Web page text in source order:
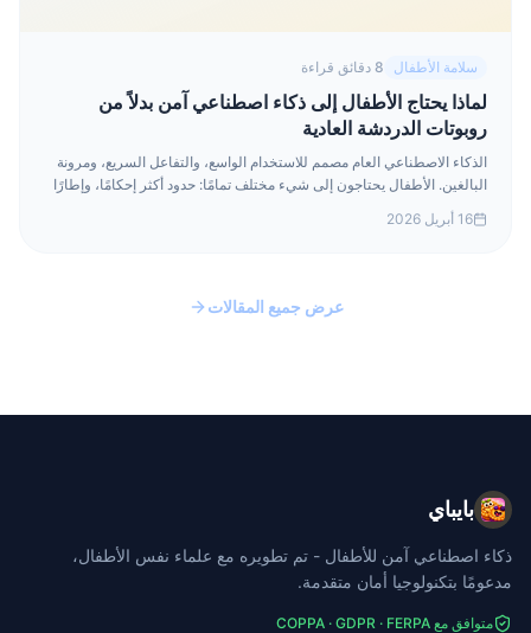
سلامة الأطفال 8 دقائق قراءة
لماذا يحتاج الأطفال إلى ذكاء اصطناعي آمن بدلاً من
روبوتات الدردشة العادية
الذكاء الاصطناعي العام مصمم للاستخدام الواسع، والتفاعل السريع، ومرونة
البالغين. الأطفال يحتاجون إلى شيء مختلف تمامًا: حدود أكثر إحكامًا، وإطارًا
أهدأ، وأنظمة تحترم مرحلتهم التنموية.
16 أبريل 2026
عرض جميع المقالات
بايباي
ذكاء اصطناعي آمن للأطفال - تم تطويره مع علماء نفس الأطفال،
مدعومًا بتكنولوجيا أمان متقدمة.
متوافق مع COPPA · GDPR · FERPA